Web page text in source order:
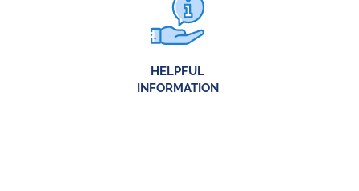
HELPFUL
INFORMATION